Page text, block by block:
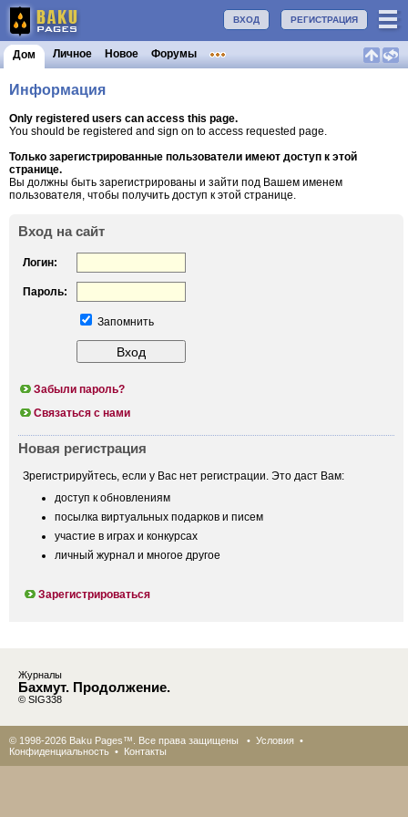
РЕГИСТРАЦИЯ
ВХОД
Дом Личное Новое Форумы
Информация
Only registered users can access this page.
You should be registered and sign on to access requested page.
Только зарегистрированные пользователи имеют доступ к этой
странице.
Вы должны быть зарегистрированы и зайти под Вашем именем
пользователя, чтобы получить доступ к этой странице.
Вход на сайт
Логин:
Пароль:
Запомнить
Забыли пароль?
Связаться с нами
Новая регистрация
Зрегистрируйтесь, если у Вас нет регистрации. Это даст Вам:
доступ к обновлениям
посылка виртуальных подарков и писем
участие в играх и конкурсах
личный журнал и многое другое
Зарегистрироваться
Журналы
Бахмут. Продолжение.
© SIG338
© 1998-2026 Baku Pages™. Все права защищены • Условия •
Конфиденциальность • Контакты